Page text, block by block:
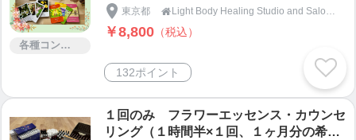
◆ハタヨガ◆
ヨガのポーズをやってみたい！もっとポーズが出来
るようになりたい！という方はこちらのクラスへど
ベーシックなポーズを中心に、足の向きや位置、骨
各種コンサルティング
東京都 
￥8,800 （税込）
132ポイント
１回のみ フラワーエッセンス・カウンセ
リング（１時間半×１回、１ヶ月分の希釈